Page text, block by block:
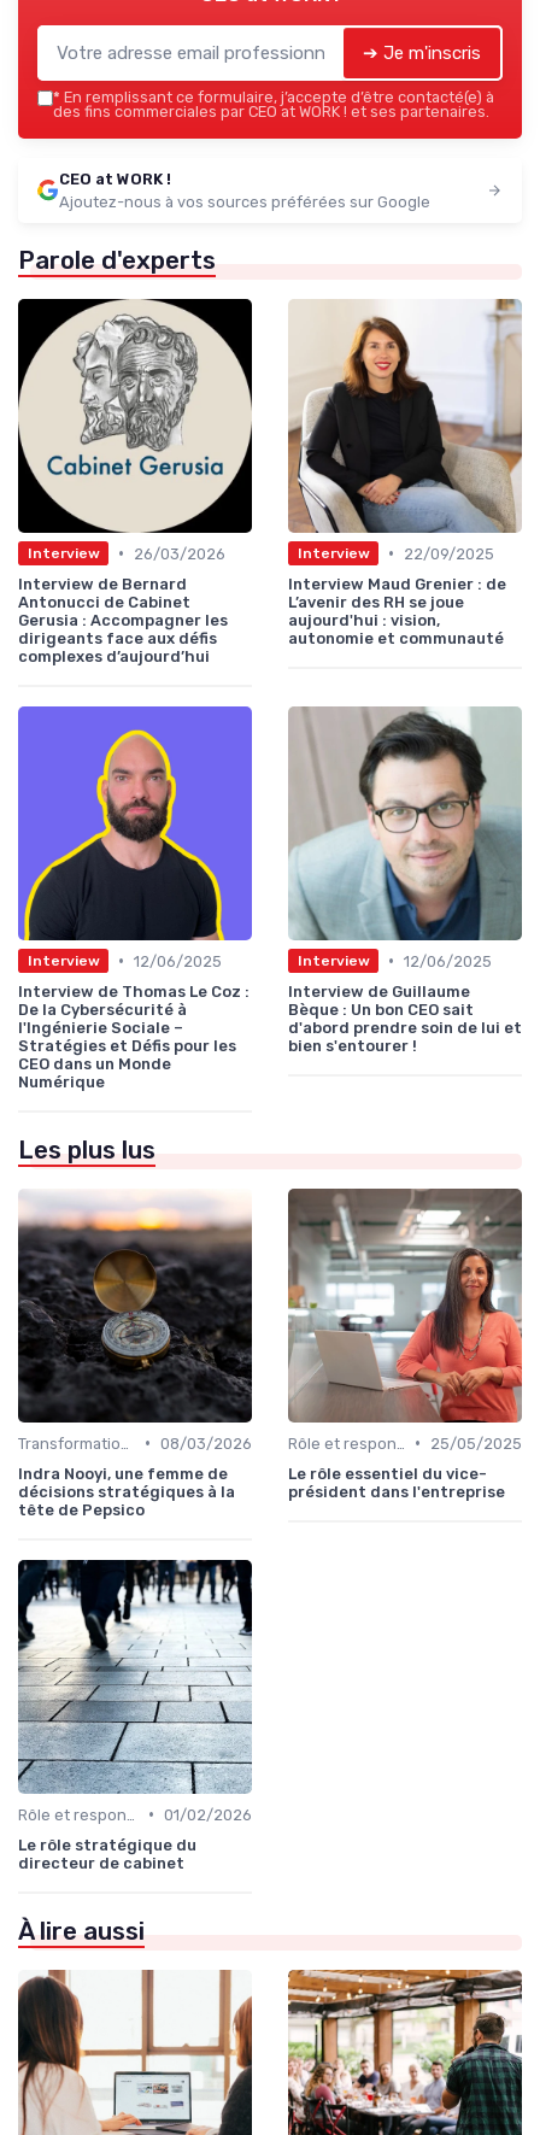
➔ Je m'inscris
* En remplissant ce formulaire, j’accepte d’être contacté(e) à
des fins commerciales par CEO at WORK ! et ses partenaires.
CEO at WORK !
Ajoutez-nous à vos sources préférées sur Google
Parole d'experts
Interview •
26/03/2026
Interview de Bernard
Antonucci de Cabinet
Gerusia : Accompagner les
dirigeants face aux défis
complexes d’aujourd’hui
Interview •
22/09/2025
Interview Maud Grenier : de
L’avenir des RH se joue
aujourd'hui : vision,
autonomie et communauté
Interview • 12/06/2025
Interview de Thomas Le Coz :
De la Cybersécurité à
l'Ingénierie Sociale –
Stratégies et Défis pour les
CEO dans un Monde
Numérique
Interview • 12/06/2025
Interview de Guillaume
Bèque : Un bon CEO sait
d'abord prendre soin de lui et
bien s'entourer !
Les plus lus
• 08/03/2026
Indra Nooyi, une femme de
décisions stratégiques à la
tête de Pepsico
•
25/05/2025
Le rôle essentiel du vice-
président dans l'entreprise
• 01/02/2026
Le rôle stratégique du
directeur de cabinet
À lire aussi